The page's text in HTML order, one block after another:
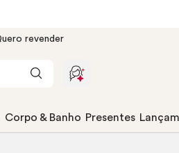
revender
Corpo & Banho Presentes